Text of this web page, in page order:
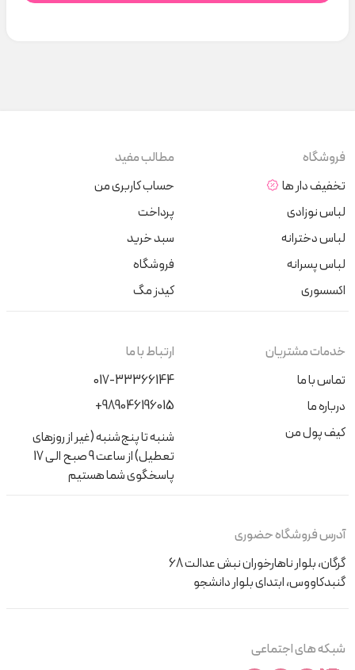
فروشگاه
تخفیف دار ها
لباس نوزادی
لباس دخترانه
لباس پسرانه
اکسسوری
مطالب مفید
حساب کاربری من
پرداخت
سبد خرید
فروشگاه
کیدز مگ
خدمات مشتریان
تماس با ما
درباره ما
کیف پول من
ارتباط با ما
017-33366144
+989046196015
شنبه تا پنج‌شنبه (غیر از روزهای
تعطیل) از ساعت 9 صبح الی 17
پاسخگوی شما هستیم
آدرس فروشگاه حضوری
گرگان، بلوار ناهارخوران نبش عدالت 68
گنبدکاووس، ابتدای بلوار دانشجو
شبکه های اجتماعی